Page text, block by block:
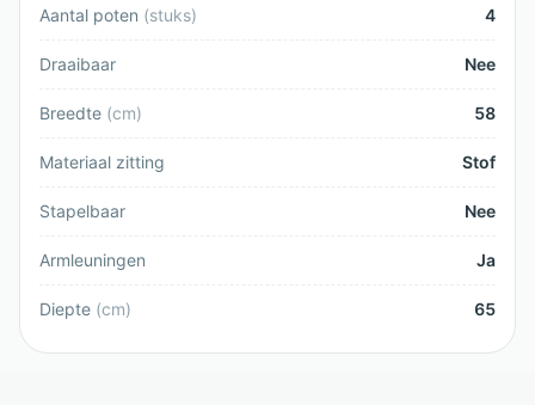
Aantal poten (stuks) 4
Draaibaar Nee
Breedte (cm) 58
Materiaal zitting Stof
Stapelbaar Nee
Armleuningen Ja
Diepte (cm) 65